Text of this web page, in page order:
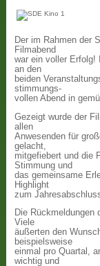
Der im Rahmen der
Filmabend
war ein voller Erfolg!
an den
beiden
stimmungs-
vollen Abend in
Gezeigt wurde der
allen
Anwesenden für
gelacht,
mitgefiebert und die
Stimmung und
das gemeinsame
Highlight
zum
Die Rückmeldungen
Viele
äußerten den
beispielsweise
einmal pro Quartal,
wichtig und